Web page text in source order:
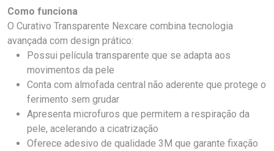
Como funciona
O Curativo Transparente Nexcare combina tecnologia
avançada com design prático:
Possui película transparente que se adapta aos
movimentos da pele
Conta com almofada central não aderente que protege o
ferimento sem grudar
Apresenta microfuros que permitem a respiração da
pele, acelerando a cicatrização
Oferece adesivo de qualidade 3M que garante fixação